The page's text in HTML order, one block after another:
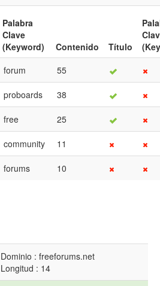
Palabra
Clave
(Keyword)
Contenido Título
forum
55
proboards 38
free 25
community 11
forums 10
Dominio : freeforums.net
Longitud : 14